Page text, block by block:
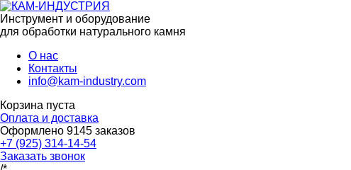
Инструмент и оборудование
для обработки натурального камня
О нас
Контакты
info@kam-industry.com
Корзина пуста
Оплата и доставка
Оформлено 9145 заказов
+7 (925) 314-14-54
Заказать звонок